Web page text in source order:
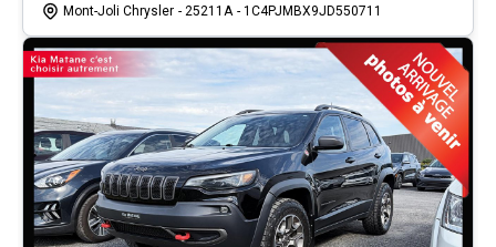
Mont-Joli Chrysler - 25211A - 1C4PJMBX9JD550711